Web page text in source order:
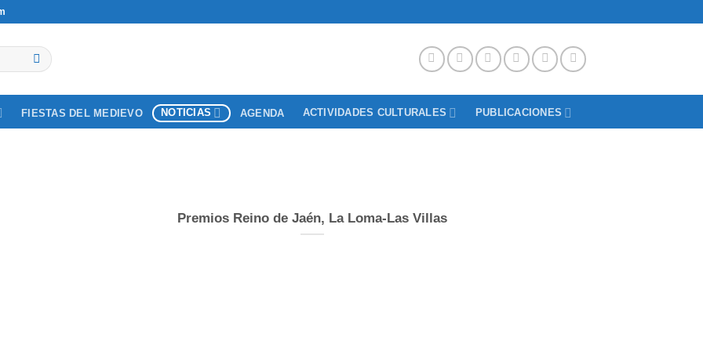
FIESTAS DEL MEDIEVO NOTICIAS AGENDA ACTIVIDADES CULTURALES PUBLICACIONES
Premios Reino de Jaén, La Loma-Las Villas